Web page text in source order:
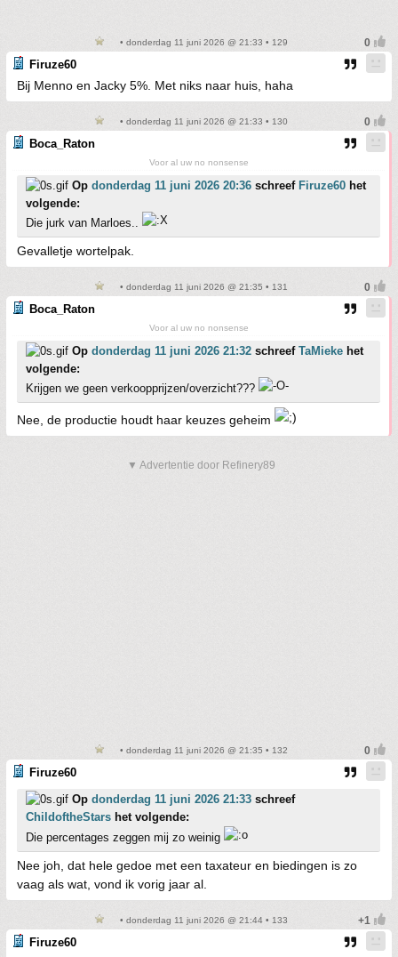
• donderdag 11 juni 2026 @ 21:33 • 129
Firuze60
Bij Menno en Jacky 5%. Met niks naar huis, haha
• donderdag 11 juni 2026 @ 21:33 • 130
Boca_Raton
Voor al uw no nonsense
Op donderdag 11 juni 2026 20:36 schreef Firuze60 het
volgende:
Die jurk van Marloes..
Gevalletje wortelpak.
• donderdag 11 juni 2026 @ 21:35 • 131
Boca_Raton
Voor al uw no nonsense
Op donderdag 11 juni 2026 21:32 schreef TaMieke het
volgende:
Krijgen we geen verkoopprijzen/overzicht???
Nee, de productie houdt haar keuzes geheim
▼ Advertentie door Refinery89
• donderdag 11 juni 2026 @ 21:35 • 132
Firuze60
Op donderdag 11 juni 2026 21:33 schreef
ChildoftheStars het volgende:
Die percentages zeggen mij zo weinig
Nee joh, dat hele gedoe met een taxateur en biedingen is zo
vaag als wat, vond ik vorig jaar al.
• donderdag 11 juni 2026 @ 21:44 • 133
Firuze60